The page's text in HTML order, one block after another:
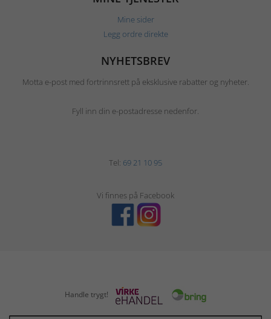
Mine sider
Legg ordre direkte
NYHETSBREV
Motta e-post med fortrinnsrett på eksklusive rabatter og nyheter.
Fyll inn din e-postadresse nedenfor.
Tel: 69 21 10 95
Vi finnes på Facebook
Handle trygt!